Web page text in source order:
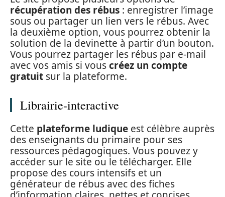
récupération des rébus : enregistrer l’image
sous ou partager un lien vers le rébus. Avec
la deuxième option, vous pourrez obtenir la
solution de la devinette à partir d’un bouton.
Vous pourrez partager les rébus par e-mail
avec vos amis si vouscréez un compte
gratuit sur la plateforme.
Librairie-interactive
Cette plateforme ludique est célèbre auprès
des enseignants du primaire pour ses
ressources pédagogiques. Vous pouvez y
accéder sur le site ou le télécharger. Elle
propose des cours intensifs et un
générateur de rébus avec des fiches